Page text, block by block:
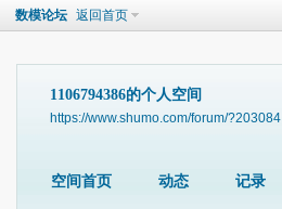
数模论坛 返回首页
1106794386的个人空间
https://www.shumo.com/forum/?203084
空间首页 动态 记录